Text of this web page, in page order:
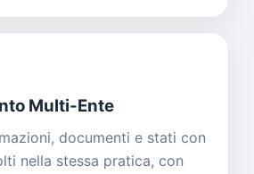
Multi-Ente
documenti e stati con
nella stessa pratica, con